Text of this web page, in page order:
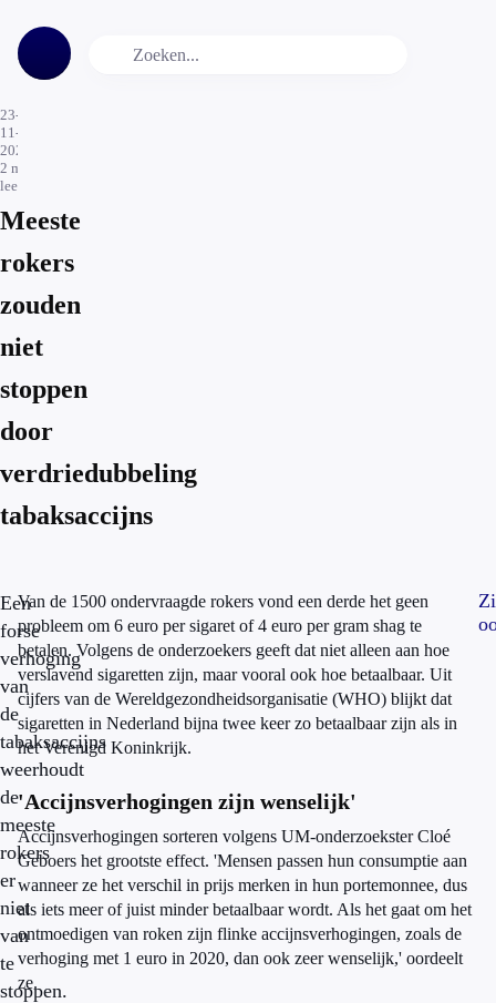
23-
11-
2021
2 min.
leestijd
Meeste
rokers
zouden
niet
stoppen
door
verdriedubbeling
tabaksaccijns
Een
forse
verhoging
van
de
tabaksaccijns
weerhoudt
de
meeste
rokers
er
niet
van
te
stoppen.
Van de 1500 ondervraagde rokers vond een derde het geen
probleem om 6 euro per sigaret of 4 euro per gram shag te
betalen. Volgens de onderzoekers geeft dat niet alleen aan hoe
verslavend sigaretten zijn, maar vooral ook hoe betaalbaar. Uit
cijfers van de Wereldgezondheidsorganisatie (WHO) blijkt dat
sigaretten in Nederland bijna twee keer zo betaalbaar zijn als in
het Verenigd Koninkrijk.
'Accijnsverhogingen zijn wenselijk'
Accijnsverhogingen sorteren volgens UM-onderzoekster Cloé
Geboers het grootste effect. 'Mensen passen hun consumptie aan
wanneer ze het verschil in prijs merken in hun portemonnee, dus
als iets meer of juist minder betaalbaar wordt. Als het gaat om het
ontmoedigen van roken zijn flinke accijnsverhogingen, zoals de
verhoging met 1 euro in 2020, dan ook zeer wenselijk,' oordeelt
ze.